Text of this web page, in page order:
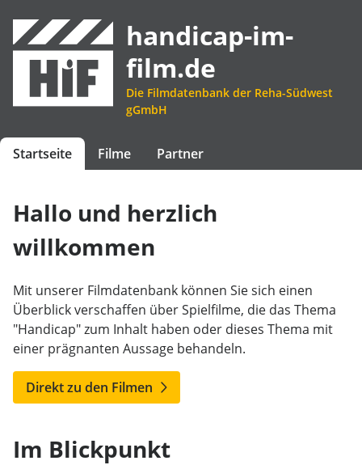
handicap-im-
film.de
Die Filmdatenbank der Reha-Südwest
gGmbH
Startseite Filme Partner
Hallo und herzlich
willkommen
Mit unserer Filmdatenbank können Sie sich einen
Überblick verschaffen über Spielfilme, die das Thema
"Handicap" zum Inhalt haben oder dieses Thema mit
einer prägnanten Aussage behandeln.
Direkt zu den Filmen
Im Blickpunkt